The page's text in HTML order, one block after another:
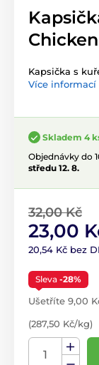
Kapsička s
Více informací
Skladem 4
Objednávky do
středu 12. 8.
32,00 Kč
23,00
20,54 Kč bez
Sleva -28%
Ušetříte 9,00
(287,50 Kč/kg)